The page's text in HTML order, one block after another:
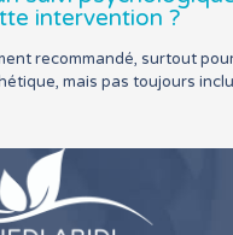
intervention ?
recommandé, surtout
mais pas toujours